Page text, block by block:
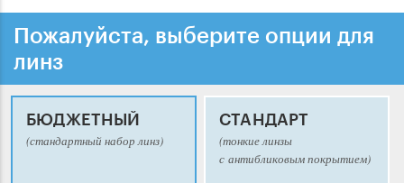
Пожалуйста, выберите опции для
линз
БЮДЖЕТНЫЙ
(стандартный набор линз)
СТАНДАРТ
(тонкие линзы
с антибликовым покрытием)